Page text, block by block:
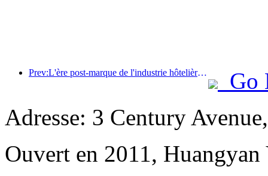
Prev:L'ère post-marque de l'industrie hôtelière : de l'expansion à l'efficacité
Go
Adresse: 3 Century
Ouvert en 2011,